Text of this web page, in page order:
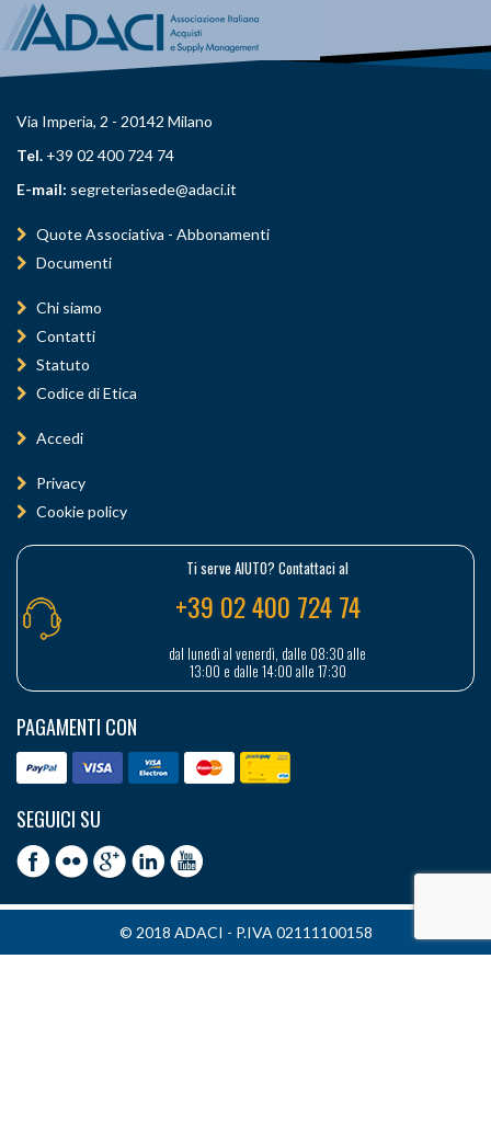
Via Imperia, 2 - 20142 Milano
Tel. +39 02 400 724 74
E-mail: segreteriasede@adaci.it
Quote Associativa - Abbonamenti
Documenti
Chi siamo
Contatti
Statuto
Codice di Etica
Accedi
Privacy
Cookie policy
Ti serve AIUTO? Contattaci al
+39 02 400 724 74
dal lunedì al venerdì, dalle 08:30 alle
13:00 e dalle 14:00 alle 17:30
PAGAMENTI CON
SEGUICI SU
© 2018 ADACI - P.IVA 02111100158